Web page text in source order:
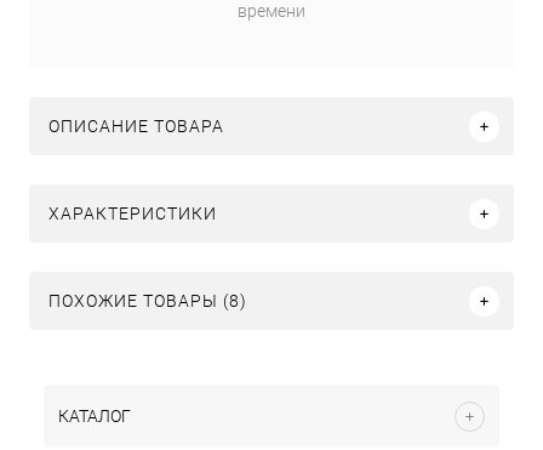
времени
ОПИСАНИЕ ТОВАРА
ХАРАКТЕРИСТИКИ
ПОХОЖИЕ ТОВАРЫ (8)
КАТАЛОГ